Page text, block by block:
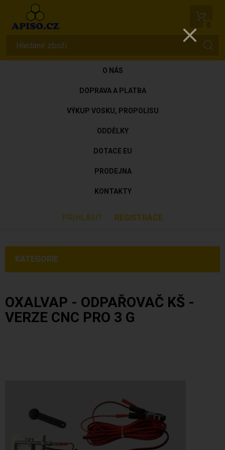
0
O NÁS
DOPRAVA A PLATBA
VÝKUP VOSKU, PROPOLISU
ODDĚLKY
DOTACE EU
PRODEJNA
KONTAKTY
PŘIHLÁSIT REGISTRACE
KATEGORIE
OXALVAP - ODPAŘOVAČ KŠ -
VERZE CNC PRO 3 G